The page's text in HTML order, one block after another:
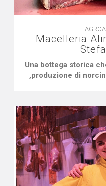
Macelleria
Una bottega storica
,produzione di